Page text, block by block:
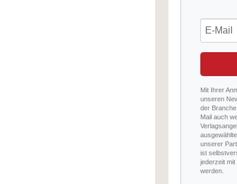
Mit Ihrer
unseren
der
Mail auch
unserer
ist
jederzeit
werden.